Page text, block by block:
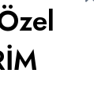
NuuWears
App Store
özel